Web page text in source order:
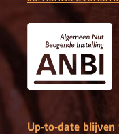
Up-to-date